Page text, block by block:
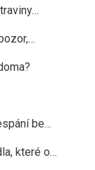
be…
které o…